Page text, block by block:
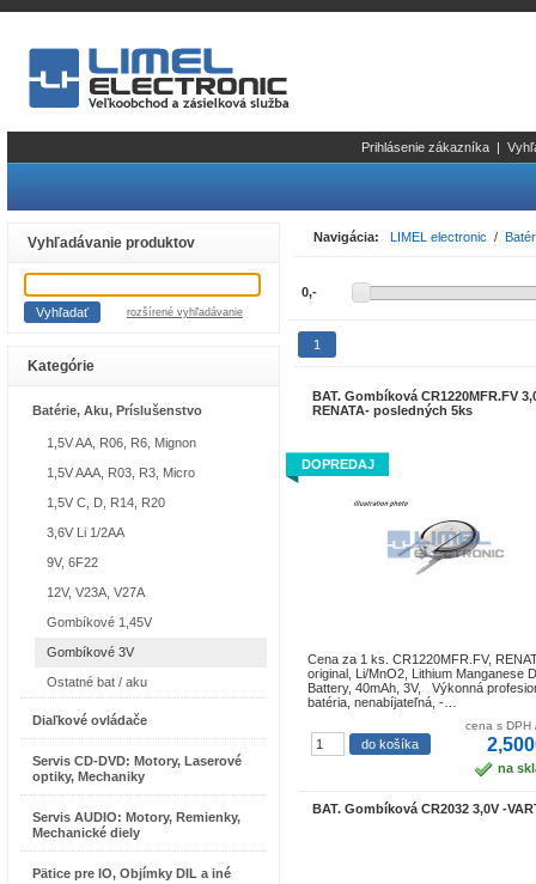
Prihlásenie zákazníka |
Vyhľadávanie produktov
rozšírené vyhľadávanie
Kategórie
Batérie, Aku, Príslušenstvo
1,5V AA, R06, R6, Mignon
1,5V AAA, R03, R3, Micro
1,5V C, D, R14, R20
3,6V Li 1/2AA
9V, 6F22
12V, V23A, V27A
Gombíkové 1,45V
Gombíkové 3V
Ostatné bat / aku
Diaľkové ovládače
Servis CD-DVD: Motory, Laserové
optiky, Mechaniky
Servis AUDIO: Motory, Remienky,
Mechanické diely
Pätice pre IO, Objímky DIL a iné
Navigácia: LIMEL electronic /
1
BAT. Gombíková CR1220MFR.FV
RENATA- posledných 5ks
DOPREDAJ
Cena za 1 ks. CR1220MFR.FV,
original, Li/MnO2, Lithium Manganese
Battery, 40mAh, 3V, Výkonná
batéria, nenabíjateľná, -…
cena s DPH
na
BAT. Gombíková CR2032 3,0V -